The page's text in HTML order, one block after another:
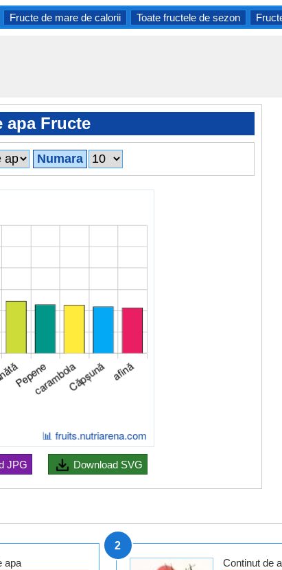
Fructe de mare de calorii Toate fructele de sezon
apa Fructe
Numara
JPG Download SVG
apa
2
Continut de